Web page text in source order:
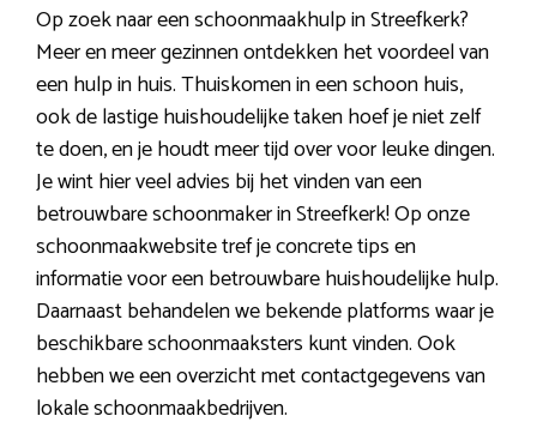
Op zoek naar een schoonmaakhulp in Streefkerk?
Meer en meer gezinnen ontdekken het voordeel van
een hulp in huis. Thuiskomen in een schoon huis,
ook de lastige huishoudelijke taken hoef je niet zelf
te doen, en je houdt meer tijd over voor leuke dingen.
Je wint hier veel advies bij het vinden van een
betrouwbare schoonmaker in Streefkerk! Op onze
schoonmaakwebsite tref je concrete tips en
informatie voor een betrouwbare huishoudelijke hulp.
Daarnaast behandelen we bekende platforms waar je
beschikbare schoonmaaksters kunt vinden. Ook
hebben we een overzicht met contactgegevens van
lokale schoonmaakbedrijven.